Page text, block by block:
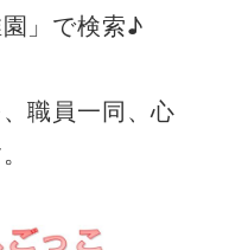
」で検索♪
職員一同、心